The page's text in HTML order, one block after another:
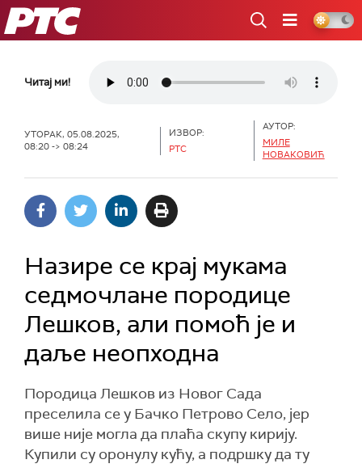
РТС
Читај ми!
УТОРАК, 05.08.2025,
08:20 -> 08:24
ИЗВОР:
РТС
АУТОР:
МИЛЕ
НОВАКОВИЋ
Назире се крај мукама
седмочлане породице
Лешков, али помоћ је и
даље неопходна
Породица Лешков из Новог Сада
преселила се у Бачко Петрово Село, јер
више није могла да плаћа скупу кирију.
Купили су оронулу кућу, а подршку да ту